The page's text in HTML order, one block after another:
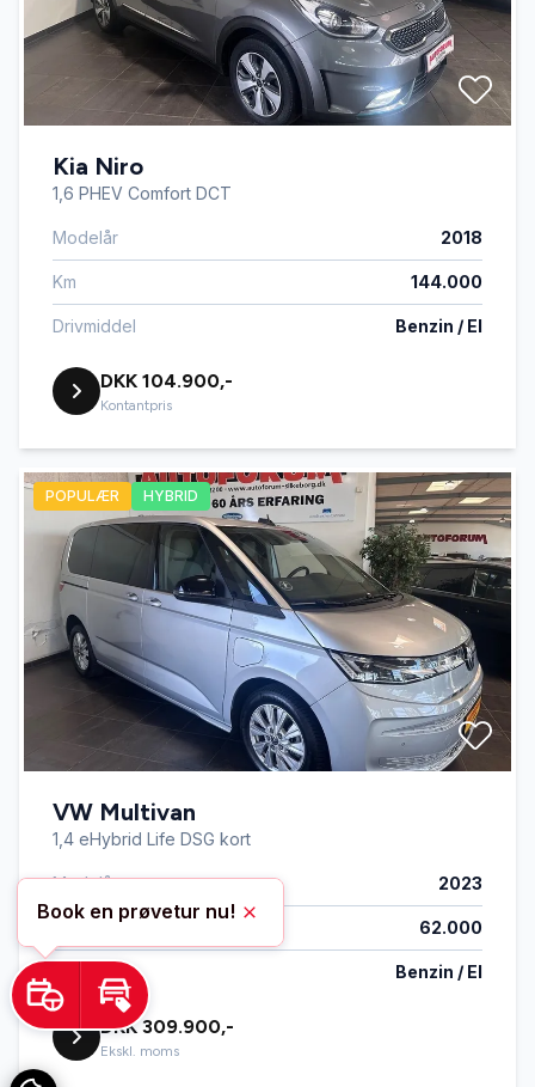
Kia Niro
1,6 PHEV Comfort DCT
Modelår 2018
Km 144.000
Drivmiddel Benzin / El
DKK 104.900,-
Kontantpris
POPULÆR HYBRID
VW Multivan
1,4 eHybrid Life DSG kort
Modelår 2023
62.000
Drivmiddel Benzin / El
DKK 309.900,-
Ekskl. moms
Book prøvetur
Book en prøvetur nu!
Skjul
Beregn byttepris